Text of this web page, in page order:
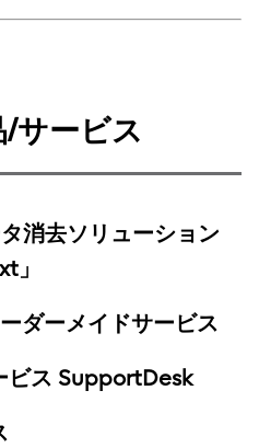
/サービス
消去ソリューション
」
ダーメイドサービス
ビス SupportDesk